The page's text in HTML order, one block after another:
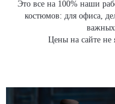
Это все на 100% наши
костюмов: для офиса,
важных
Цены на сайте не